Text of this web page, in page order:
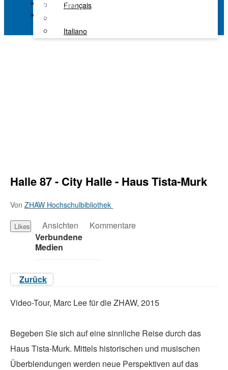
Français
Italiano
Alle Kanäle
Kaltura Learning
Halle 87 - City Halle - Haus Tista-Murk
Von ZHAW Hochschulbibliothek
Likes Ansichten
Kommentare
Verbundene
Medien
Zurück
Video-Tour, Marc Lee für die ZHAW, 2015
Begeben Sie sich auf eine sinnliche Reise durch das
Haus Tista-Murk. Mittels historischen und musischen
Überblendungen werden neue Perspektiven auf das